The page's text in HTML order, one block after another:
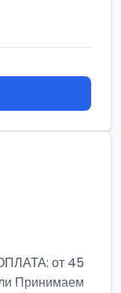
от 45
Принимаем